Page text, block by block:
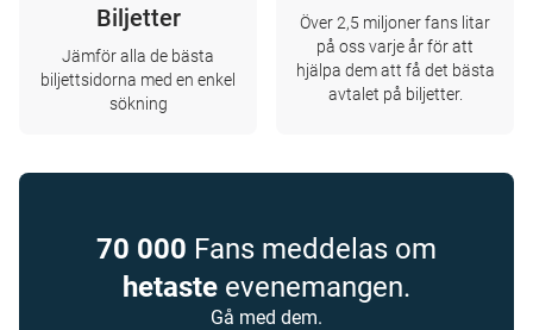
Biljetter
Jämför alla de bästa
biljettsidorna med en enkel
sökning
Över 2,5 miljoner fans litar
på oss varje år för att
hjälpa dem att få det bästa
avtalet på biljetter.
70 000 Fans meddelas om
hetaste evenemangen.
Gå med dem.